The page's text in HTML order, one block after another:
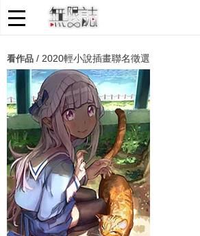
哆啦柯南寶可夢迷宮飯我推
朋友們，提高警覺！
看作品 / 2020輕小說插畫聯名徵選